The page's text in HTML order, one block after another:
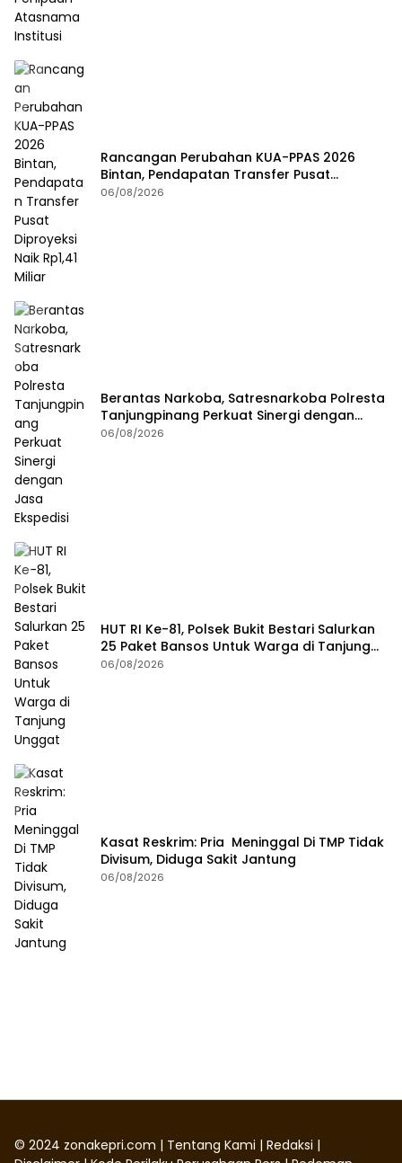
Rancangan Perubahan KUA-PPAS 2026
Bintan, Pendapatan Transfer Pusat
Diproyeksi Naik Rp1,41 Miliar
06/08/2026
Berantas Narkoba, Satresnarkoba Polresta
Tanjungpinang Perkuat Sinergi dengan
Jasa Ekspedisi
06/08/2026
HUT RI Ke-81, Polsek Bukit Bestari Salurkan
25 Paket Bansos Untuk Warga di Tanjung
Unggat
06/08/2026
Kasat Reskrim: Pria Meninggal Di TMP Tidak
Divisum, Diduga Sakit Jantung
06/08/2026
© 2024 zonakepri.com | Tentang Kami | Redaksi |